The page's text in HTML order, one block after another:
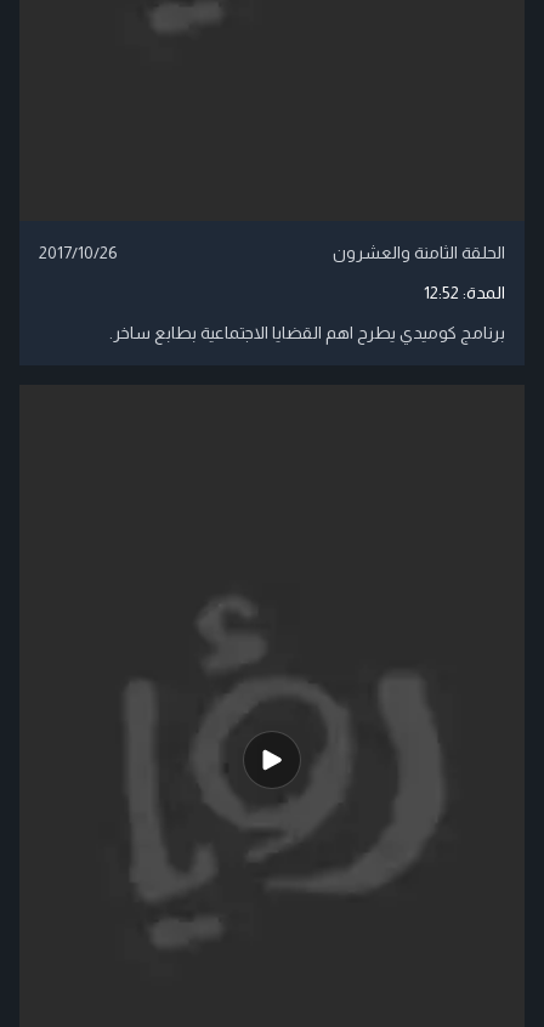
الحلقة الثامنة والعشرون 2017/10/26
المدة: 12:52
برنامج كوميدي يطرح اهم القضايا الاجتماعية بطابع ساخر.